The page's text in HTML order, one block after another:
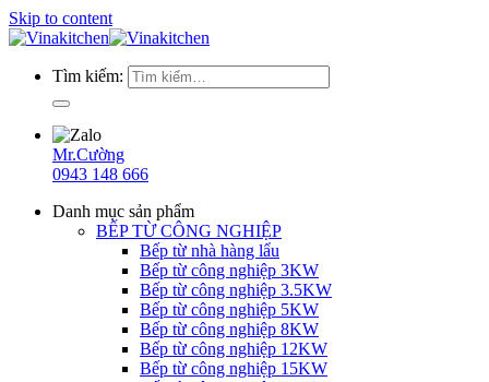
Skip to content
Tìm kiếm:
Mr.Cường
0943 148 666
Danh mục sản phẩm
BẾP TỪ CÔNG NGHIỆP
Bếp từ nhà hàng lẩu
Bếp từ công nghiệp 3KW
Bếp từ công nghiệp 3.5KW
Bếp từ công nghiệp 5KW
Bếp từ công nghiệp 8KW
Bếp từ công nghiệp 12KW
Bếp từ công nghiệp 15KW